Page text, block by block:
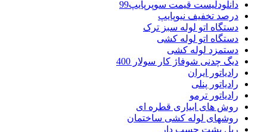
دانلودلیست قیمت سوپرپایپ99
درصد تخفیف نیوپایپ
دستگاه اتو لوله سبز ترک
دستگاه اتو لوله کشی
دستمزد لوله کشی
دیگ چدنی شوفاژ کار سولار 400
رادیاتور ایران
رادیاتور پنلی
رادیاتور ترمو
روش های ابیاری قطره ای
روشهای لوله کشی ساختمان
ریل پشت چسب دار